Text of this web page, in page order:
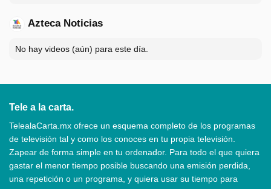
Azteca Noticias
No hay videos (aún) para este día.
Tele a la carta.
TelealaCarta.mx ofrece un esquema completo de los programas
de televisión tal y como los conoces en tu propia televisión.
Zapear de forma simple en tu ordenador. Para todo el que quiera
gastar el menor tiempo posible buscando una emisión perdida,
una repetición o un programa, y quiera usar su tiempo para